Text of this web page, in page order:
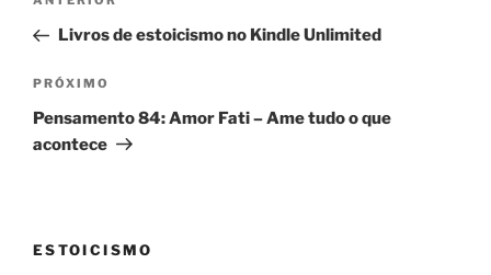
Post
anterior
Livros de estoicismo no Kindle Unlimited
Próximo
post
PRÓXIMO
Pensamento 84: Amor Fati – Ame tudo o que
acontece
ESTOICISMO